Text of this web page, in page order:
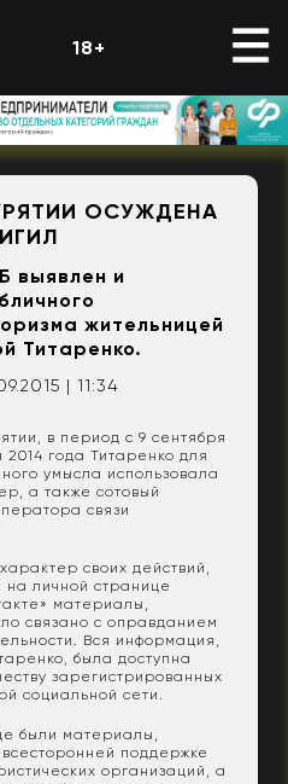
18+
ОСУЖДЕНА
выявлен и
жительницей
Титаренко.
| 11:34
в период с 9 сентября
2014 года Титаренко для
умысла использовала
а также сотовый
связи
своих действий,
личной странице
материалы,
связано с оправданием
Вся информация,
была доступна
зарегистрированных
социальной сети.
были материалы,
поддержке
организаций, а